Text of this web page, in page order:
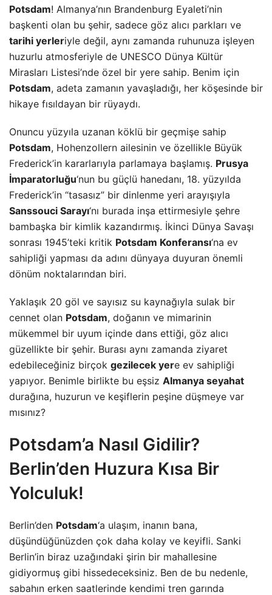
Potsdam! Almanya’nın Brandenburg Eyaleti’nin
başkenti olan bu şehir, sadece göz alıcı parkları ve
tarihi yerleriyle değil, aynı zamanda ruhunuza işleyen
huzurlu atmosferiyle de UNESCO Dünya Kültür
Mirasları Listesi’nde özel bir yere sahip. Benim için
Potsdam, adeta zamanın yavaşladığı, her köşesinde bir
hikaye fısıldayan bir rüyaydı.
Onuncu yüzyıla uzanan köklü bir geçmişe sahip
Potsdam, Hohenzollern ailesinin ve özellikle Büyük
Frederick’in kararlarıyla parlamaya başlamış. Prusya
İmparatorluğu‘nun bu güçlü hanedanı, 18. yüzyılda
Frederick’in “tasasız” bir dinlenme yeri arayışıyla
Sanssouci Sarayı‘nı burada inşa ettirmesiyle şehre
bambaşka bir kimlik kazandırmış. İkinci Dünya Savaşı
sonrası 1945’teki kritik Potsdam Konferansı‘na ev
sahipliği yapması da adını dünyaya duyuran önemli
dönüm noktalarından biri.
Yaklaşık 20 göl ve sayısız su kaynağıyla sulak bir
cennet olan Potsdam, doğanın ve mimarinin
mükemmel bir uyum içinde dans ettiği, göz alıcı
güzellikte bir şehir. Burası aynı zamanda ziyaret
edebileceğiniz birçok gezilecek yere ev sahipliği
yapıyor. Benimle birlikte bu eşsiz Almanya seyahat
durağına, huzurun ve keşiflerin peşine düşmeye var
mısınız?
Potsdam’a Nasıl Gidilir?
Berlin’den Huzura Kısa Bir
Yolculuk!
Berlin’den Potsdam‘a ulaşım, inanın bana,
düşündüğünüzden çok daha kolay ve keyifli. Sanki
Berlin’in biraz uzağındaki şirin bir mahallesine
gidiyormuş gibi hissedeceksiniz. Ben de bu nedenle,
sabahın erken saatlerinde kendimi tren garında